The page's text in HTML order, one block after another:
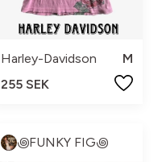
Harley-Davidson
M
255 SEK
꩜FUNKY FIG꩜